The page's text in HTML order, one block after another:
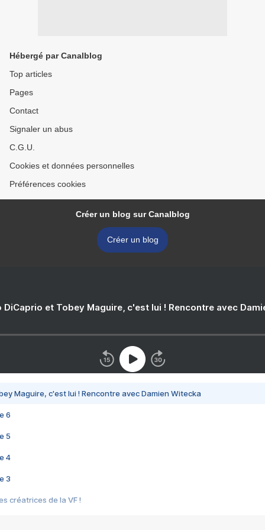
Hébergé par Canalblog
Top articles
Pages
Contact
Signaler un abus
C.G.U.
Cookies et données personnelles
Préférences cookies
Créer un blog sur Canalblog
Créer un blog
DiCaprio et Tobey Maguire, c'est lui ! Rencontre avec
Maguire, c'est lui ! Rencontre avec Damien Witecka
6
5
4
3
créatrices de la VF !